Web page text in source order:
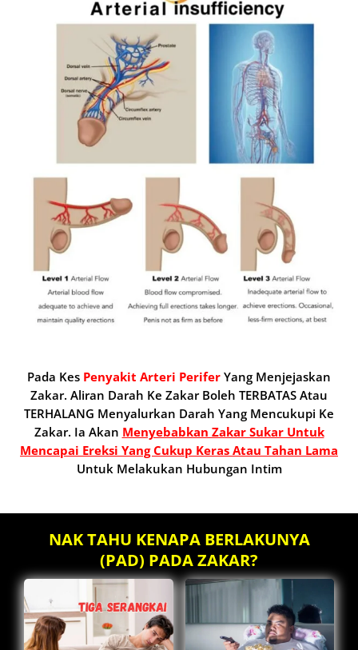
Pada Kes Penyakit Arteri Perifer Yang Menjejaskan
Zakar. Aliran Darah Ke Zakar Boleh TERBATAS Atau
TERHALANG Menyalurkan Darah Yang Mencukupi Ke
Zakar. Ia Akan Menyebabkan Zakar Sukar Untuk
Mencapai Ereksi Yang Cukup Keras Atau Tahan Lama
Untuk Melakukan Hubungan Intim
NAK TAHU KENAPA BERLAKUNYA
(PAD) PADA ZAKAR?